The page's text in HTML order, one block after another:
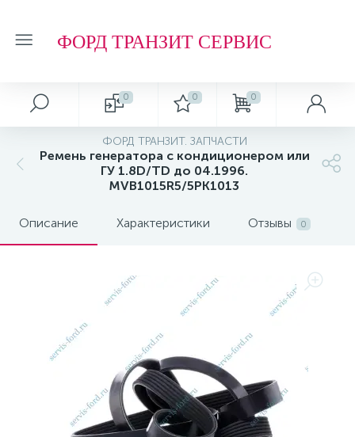
ФОРД ТРАНЗИТ СЕРВИС
0 0 0
ФОРД ТРАНЗИТ. ЗАПЧАСТИ
Ремень генератора с кондиционером или
ГУ 1.8D/TD до 04.1996.
MVB1015R5/5PK1013
Описание Характеристики Отзывы 0